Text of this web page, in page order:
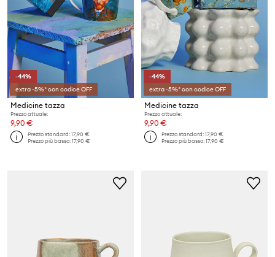
-44%
extra -5%* con codice OFF
Medicine tazza
Prezzo attuale:
9,90 €
Prezzo standard:17,90 €
Prezzo più basso:17,90 €
-44%
extra -5%* con codice OFF
Medicine tazza
Prezzo attuale:
9,90 €
Prezzo standard:17,90 €
Prezzo più basso:17,90 €